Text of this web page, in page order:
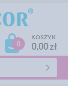
0
KOSZYK
0,00 zł